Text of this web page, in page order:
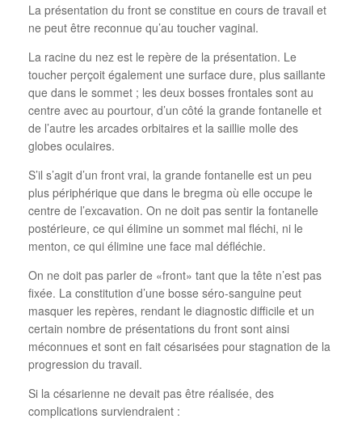
La présentation du front se constitue en cours de travail et
ne peut être reconnue qu’au toucher vaginal.
La racine du nez est le repère de la présentation. Le
toucher perçoit également une surface dure, plus saillante
que dans le sommet ; les deux bosses frontales sont au
centre avec au pourtour, d’un côté la grande fontanelle et
de l’autre les arcades orbitaires et la saillie molle des
globes oculaires.
S’il s’agit d’un front vrai, la grande fontanelle est un peu
plus périphérique que dans le bregma où elle occupe le
centre de l’excavation. On ne doit pas sentir la fontanelle
postérieure, ce qui élimine un sommet mal fléchi, ni le
menton, ce qui élimine une face mal défléchie.
On ne doit pas parler de «front» tant que la tête n’est pas
fixée. La constitution d’une bosse séro-sanguine peut
masquer les repères, rendant le diagnostic difficile et un
certain nombre de présentations du front sont ainsi
méconnues et sont en fait césarisées pour stagnation de la
progression du travail.
Si la césarienne ne devait pas être réalisée, des
complications surviendraient :